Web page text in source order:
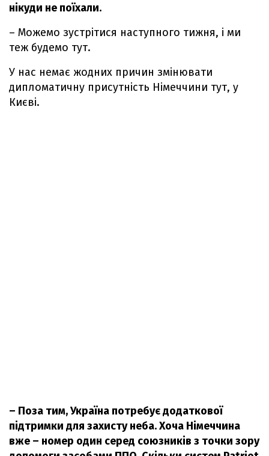
нікуди не поїхали.
– Можемо зустрітися наступного тижня, і ми
теж будемо тут.
У нас немає жодних причин змінювати
дипломатичну присутність Німеччини тут, у
Києві.
– Поза тим, Україна потребує додаткової
підтримки для захисту неба. Хоча Німеччина
вже – номер один серед союзників з точки зору